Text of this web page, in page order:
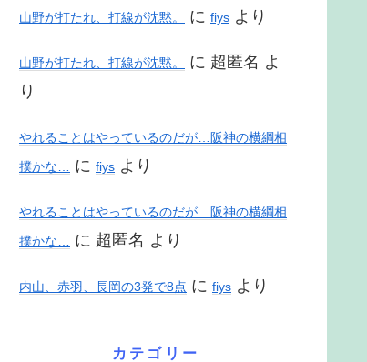
山野が打たれ、打線が沈黙。 に fiys より
山野が打たれ、打線が沈黙。 に 超匿名 よ
り
やれることはやっているのだが…阪神の横綱相
撲かな… に fiys より
やれることはやっているのだが…阪神の横綱相
撲かな… に 超匿名 より
内山、赤羽、長岡の3発で8点 に fiys より
カテゴリー